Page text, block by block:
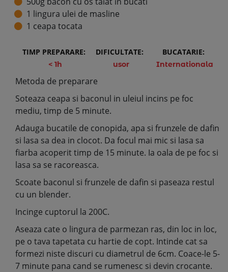
TIMP PREPARARE:
< 1h
DIFICULTATE:
usor
BUCATARIE:
Internationala
Metoda de preparare
Soteaza ceapa si baconul in uleiul incins pe foc
mediu, timp de 5 minute.
Adauga bucatile de conopida, apa si frunzele de dafin
si lasa sa dea in clocot. Da focul mai mic si lasa sa
fiarba acoperit timp de 15 minute. Ia oala de pe foc si
lasa sa se racoreasca.
Scoate baconul si frunzele de dafin si paseaza restul
cu un blender.
Incinge cuptorul la 200C.
Aseaza cate o lingura de parmezan ras, din loc in loc,
pe o tava tapetata cu hartie de copt. Intinde cat sa
formezi niste discuri cu diametrul de 6cm. Coace-le 5-
7 minute pana cand se rumenesc si devin crocante.
1 lingura ulei de masline
1 ceapa tocata